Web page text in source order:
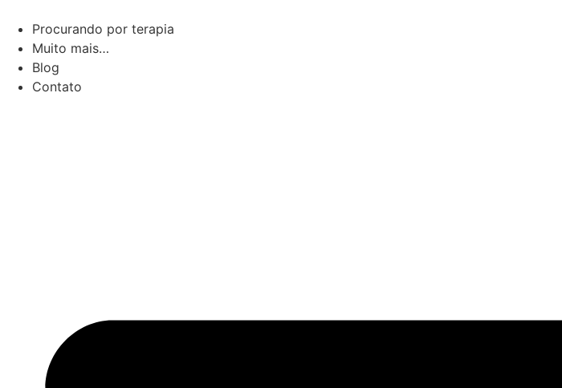
para
conteúdo
Procurando por terapia
Muito mais…
Blog
Contato